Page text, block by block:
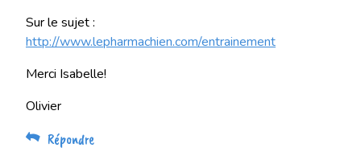
Sur le sujet :
http://www.lepharmachien.com/entrainement
Merci Isabelle!
Olivier
Répondre